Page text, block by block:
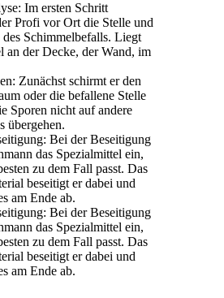
Im ersten Schritt
Profi vor Ort die Stelle und
des Schimmelbefalls. Liegt
an der Decke, der Wand, im
Zunächst schirmt er den
oder die befallene Stelle
Sporen nicht auf andere
übergehen.
Bei der Beseitigung
das Spezialmittel ein,
zu dem Fall passt. Das
beseitigt er dabei und
am Ende ab.
Bei der Beseitigung
das Spezialmittel ein,
zu dem Fall passt. Das
beseitigt er dabei und
am Ende ab.